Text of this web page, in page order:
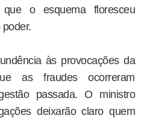
o esquema floresceu
às provocações da
as fraudes ocorreram
passada. O ministro
deixarão claro quem